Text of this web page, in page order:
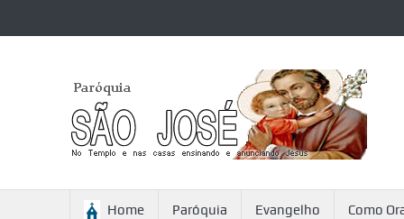
Home Paróquia Evangelho Como